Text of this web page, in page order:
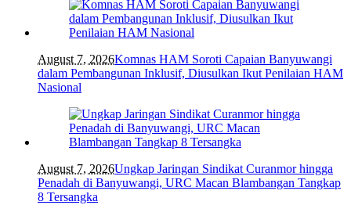
August 7, 2026Komnas HAM Soroti Capaian Banyuwangi
dalam Pembangunan Inklusif, Diusulkan Ikut Penilaian HAM
Nasional
August 7, 2026Ungkap Jaringan Sindikat Curanmor hingga
Penadah di Banyuwangi, URC Macan Blambangan Tangkap
8 Tersangka